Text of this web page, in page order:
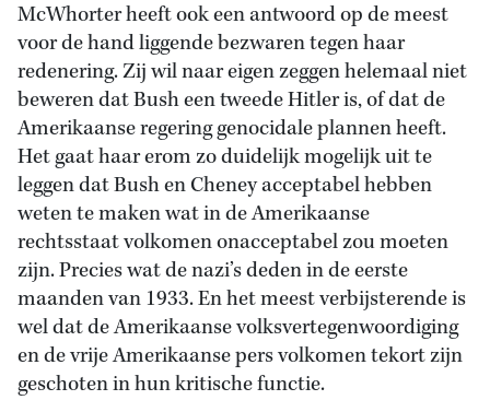
McWhorter heeft ook een antwoord op de meest
voor de hand liggende bezwaren tegen haar
redenering. Zij wil naar eigen zeggen helemaal niet
beweren dat Bush een tweede Hitler is, of dat de
Amerikaanse regering genocidale plannen heeft.
Het gaat haar erom zo duidelijk mogelijk uit te
leggen dat Bush en Cheney acceptabel hebben
weten te maken wat in de Amerikaanse
rechtsstaat volkomen onacceptabel zou moeten
zijn. Precies wat de nazi’s deden in de eerste
maanden van 1933. En het meest verbijsterende is
wel dat de Amerikaanse volksvertegenwoordiging
en de vrije Amerikaanse pers volkomen tekort zijn
geschoten in hun kritische functie.